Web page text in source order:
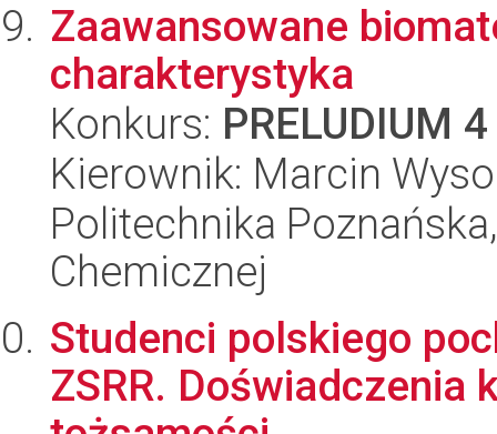
Zaawansowane
charakterystyka
Konkurs: PRELUDIUM 4
Kierownik: Marcin
Politechnika
Chemicznej
Studenci polskiego
ZSRR. Doświadczenia